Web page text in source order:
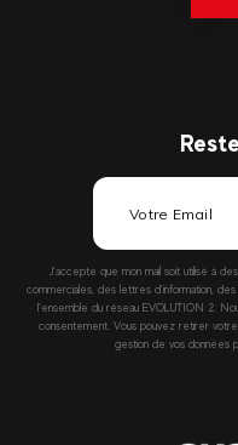
J’accepte que mon mail soit utilisé à
commerciales, des lettres d’information,
l’ensemble du réseau EVOLUTION 2.
consentement. Vous pouvez retirer
gestion de vos données